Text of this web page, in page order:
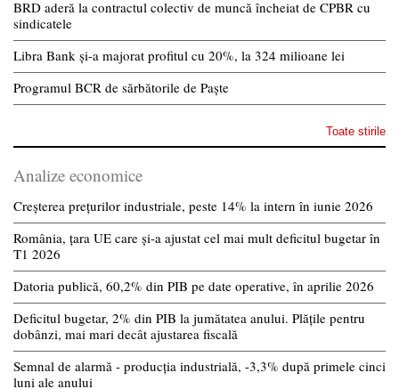
BRD aderă la contractul colectiv de muncă încheiat de CPBR cu
sindicatele
Libra Bank și-a majorat profitul cu 20%, la 324 milioane lei
Programul BCR de sărbătorile de Paște
Toate stirile
Analize economice
Creșterea prețurilor industriale, peste 14% la intern în iunie 2026
România, țara UE care și-a ajustat cel mai mult deficitul bugetar în
T1 2026
Datoria publică, 60,2% din PIB pe date operative, în aprilie 2026
Deficitul bugetar, 2% din PIB la jumătatea anului. Plățile pentru
dobânzi, mai mari decât ajustarea fiscală
Semnal de alarmă - producția industrială, -3,3% după primele cinci
luni ale anului